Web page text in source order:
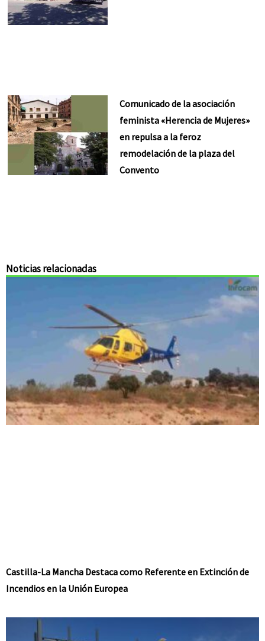
Comunicado de la asociación
feminista «Herencia de Mujeres»
en repulsa a la feroz
remodelación de la plaza del
Convento
Noticias relacionadas
Castilla-La Mancha Destaca como Referente en Extinción de
Incendios en la Unión Europea